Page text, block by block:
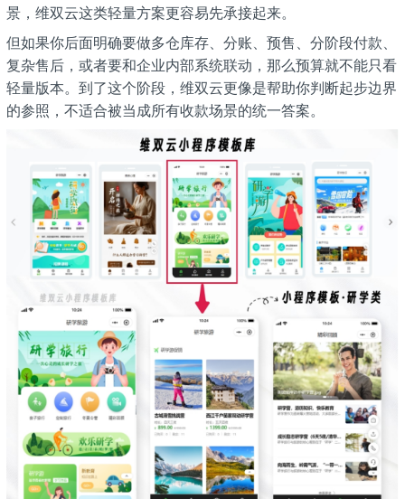
景，维双云这类轻量方案更容易先承接起来。
但如果你后面明确要做多仓库存、分账、预售、分阶段付款、
复杂售后，或者要和企业内部系统联动，那么预算就不能只看
轻量版本。到了这个阶段，维双云更像是帮助你判断起步边界
的参照，不适合被当成所有收款场景的统一答案。